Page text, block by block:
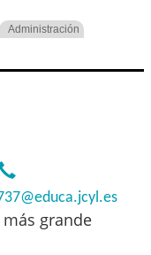
Administración
grande